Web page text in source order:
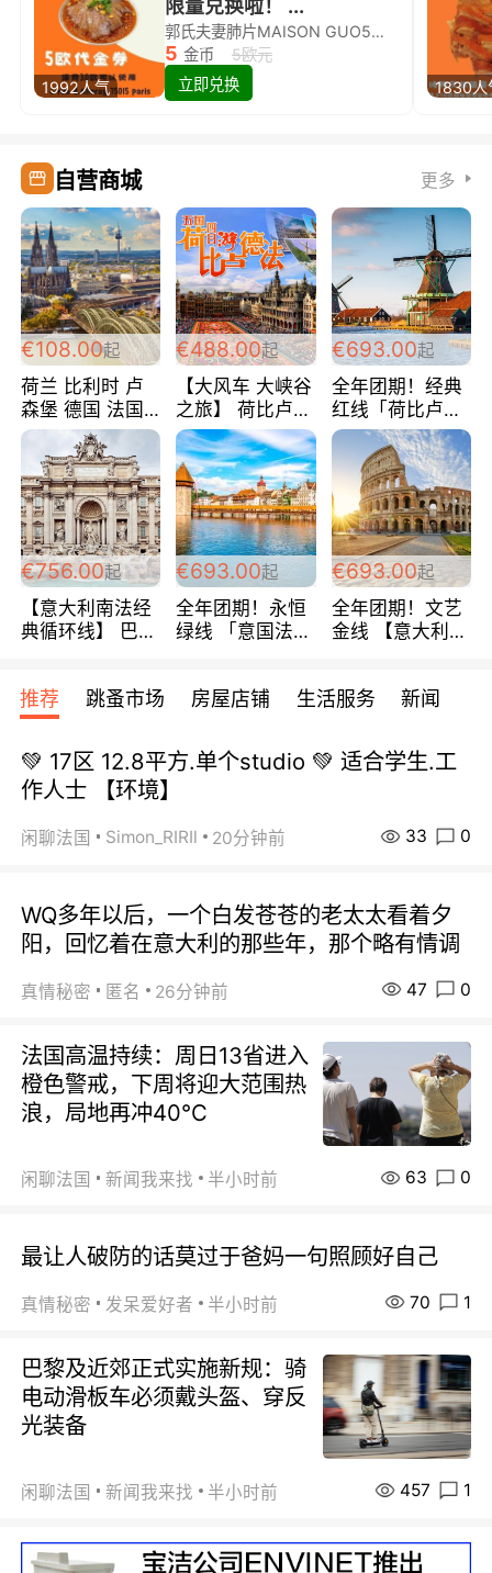
1992人气
限量兑换啦！ ...
郭氏夫妻肺片MAISON GUO5欧代金券限量兑换啦！
5 金币
5欧元
立即兑换
1830人
自营商城 更多
€108.00起
荷兰 比利时 卢
森堡 德国 法国
超爽玩遍西欧 循
环线 全程四星宾
馆 108欧/人/天
€488.00起
【大风车 大峡谷
之旅】 荷比卢德
法 巴黎上下 经
典五国四日游
488欧/人
€693.00起
全年团期！经典
红线「荷比卢德
法」七天循环 五
国 仅售99欧/人/
天！巴黎上下！
包拼房~
€756.00起
【意大利南法经
典循环线】 巴黎
宾馆 108欧/天起
全程756欧/位
€693.00起
全年团期！永恒
绿线 「意国法
欧/天起 ~包拼房
€693.00起
全年团期！文艺
金线 【意大利一
每周铁发！
推荐 跳蚤市场 房屋店铺 生活服务 新闻
💚 17区 12.8平方.单个studio 💚 适合学生.工
作人士 【环境】
闲聊法国 Simon_RIRIl 20分钟前 33 0
WQ多年以后，一个白发苍苍的老太太看着夕
阳，回忆着在意大利的那些年，那个略有情调
真情秘密 匿名 26分钟前 47 0
法国高温持续：周日13省进入
橙色警戒，下周将迎大范围热
浪，局地再冲40℃
闲聊法国 新闻我来找 半小时前 63 0
最让人破防的话莫过于爸妈一句照顾好自己
真情秘密 发呆爱好者 半小时前 70 1
巴黎及近郊正式实施新规：骑
电动滑板车必须戴头盔、穿反
光装备
闲聊法国 新闻我来找 半小时前 457 1